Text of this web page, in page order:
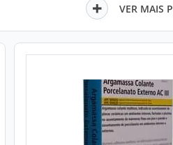
VER MAIS